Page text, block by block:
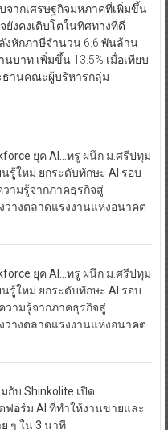
จากเศรษฐกิจมหภาคที่เพิ่มขึ้น
งคงเติบโตในทิศทางที่ดี
งหักภาษีจำนวน 6.6 พันล้าน
บาท เพิ่มขึ้น 13.5% เมื่อเทียบ
านคณะผู้บริหารกลุ่ม
ยุค AI…ทรู ผนึก ม.ศรีปทุม
รู้ใหม่ ยกระดับทักษะ AI รอบ
ามรู้จากภาคธุรกิจสู่
ว่างตลาดแรงงานแห่งอนาคต
ยุค AI…ทรู ผนึก ม.ศรีปทุม
รู้ใหม่ ยกระดับทักษะ AI รอบ
ามรู้จากภาคธุรกิจสู่
ว่างตลาดแรงงานแห่งอนาคต
มกับ Shinkolite เปิด
ตฟอร์ม AI ที่ทำให้งานขายและ
ๆ ใน 3 นาที